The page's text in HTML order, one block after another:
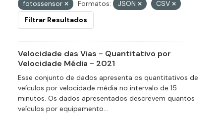
fotossensor
Formatos: JSON
CSV
Filtrar Resultados
Velocidade das Vias - Quantitativo por
Velocidade Média - 2021
Esse conjunto de dados apresenta os quantitativos de
veículos por velocidade média no intervalo de 15
minutos. Os dados apresentados descrevem quantos
veículos por equipamento...